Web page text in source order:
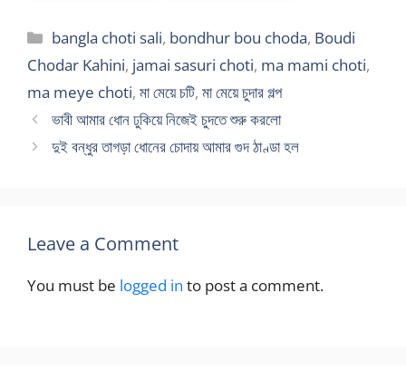
Categories
bangla choti sali, bondhur bou choda, Boudi
Chodar Kahini, jamai sasuri choti, ma mami choti,
ma meye choti, মা মেয়ে চটি, মা মেয়ে চুদার গল্প
ভাবী আমার ধোন ঢুকিয়ে নিজেই চুদতে শুরু করলো
দুই বন্ধুর তাগড়া ধোনের চোদায় আমার গুদ ঠাণ্ডা হল
Leave a Comment
You must be logged in to post a comment.